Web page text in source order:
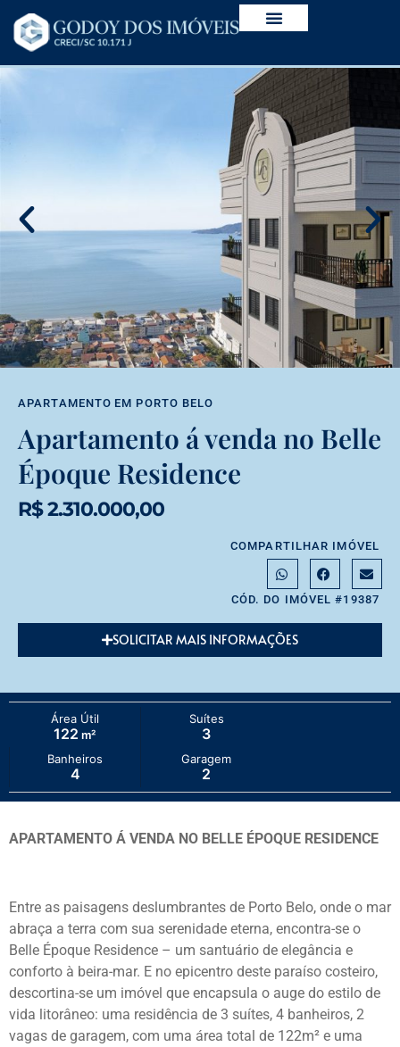
APARTAMENTO EM PORTO BELO
Apartamento á venda no Belle
Époque Residence
R$ 2.310.000,00
COMPARTILHAR IMÓVEL
CÓD. DO IMÓVEL #19387
SOLICITAR MAIS INFORMAÇÕES
Área Útil
122 m²
Suítes
3
Banheiros
4
Garagem
2
APARTAMENTO Á VENDA NO BELLE ÉPOQUE RESIDENCE
Entre as paisagens deslumbrantes de Porto Belo, onde o mar
abraça a terra com sua serenidade eterna, encontra-se o
Belle Époque Residence – um santuário de elegância e
conforto à beira-mar. E no epicentro deste paraíso costeiro,
descortina-se um imóvel que encapsula o auge do estilo de
vida litorâneo: uma residência de 3 suítes, 4 banheiros, 2
vagas de garagem, com uma área total de 122m² e uma